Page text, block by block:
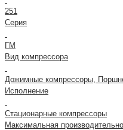
251
Серия
ГМ
Вид компрессора
Дожимные компрессоры,
Исполнение
Стационарные компрессоры
Максимальная